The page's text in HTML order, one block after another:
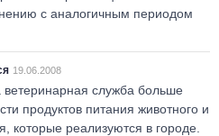
с аналогичным периодом
19.06.2008
ветеринарная служба больше
продуктов питания животного и
которые реализуются в городе.